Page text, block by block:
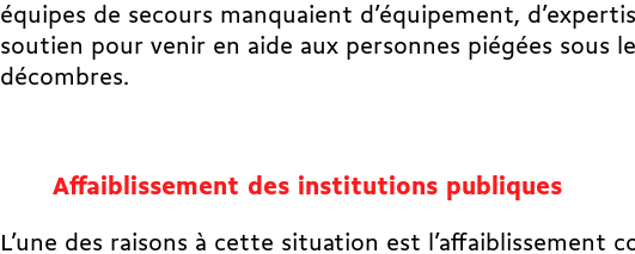
équipes de secours manquaient d’équipement,
soutien pour venir en aide aux personnes piégées sous
décombres.
Affaiblissement des institutions publiques
L’une des raisons à cette situation est l’affaiblissement